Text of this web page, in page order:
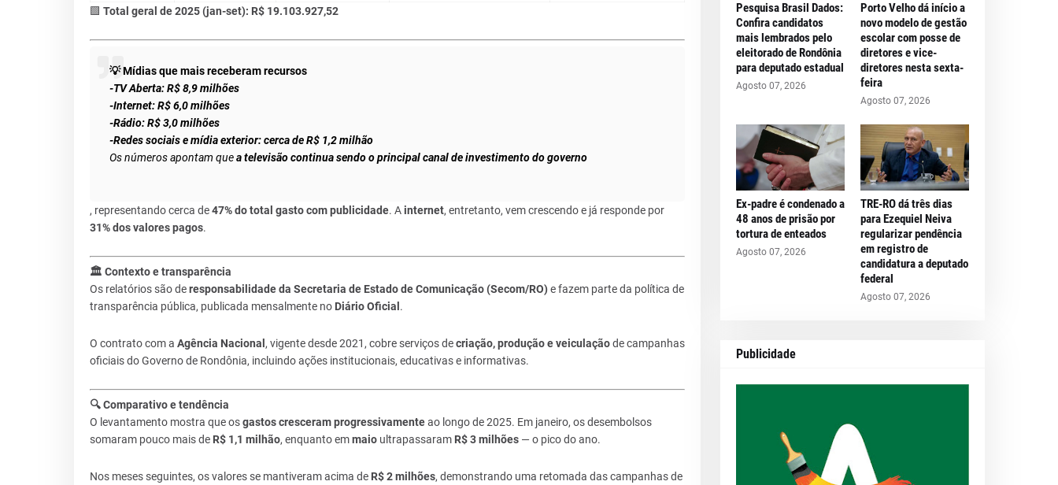
🟩 Total geral de 2025 (jan-set): R$ 19.103.927,52
💡 Mídias que mais receberam recursos
-TV Aberta: R$ 8,9 milhões
-Internet: R$ 6,0 milhões
-Rádio: R$ 3,0 milhões
-Redes sociais e mídia exterior: cerca de R$ 1,2 milhão
Os números apontam quea televisão continua sendo o principal canal de investimento do governo
, representando cerca de47% do total gasto com publicidade. Ainternet, entretanto, vem crescendo e já responde por
31% dos valores pagos.
🏛️ Contexto e transparência
Os relatórios são deresponsabilidade da Secretaria de Estado de Comunicação (Secom/RO)e fazem parte da política de
transparência pública, publicada mensalmente no Diário Oficial .
O contrato com a Agência Nacional , vigente desde 2021, cobre serviços decriação, produção e veiculaçãode campanhas
oficiais do Governo de Rondônia, incluindo ações institucionais, educativas e informativas.
🔍 Comparativo e tendência
O levantamento mostra que osgastos cresceram progressivamenteao longo de 2025. Em janeiro, os desembolsos
somaram pouco mais de R$ 1,1 milhão, enquanto emmaioultrapassaram R$ 3 milhões— o pico do ano.
Nos meses seguintes, os valores se mantiveram acima de R$ 2 milhões, demonstrando uma retomada das campanhas de
Pesquisa Brasil Dados:
Confira candidatos
mais lembrados pelo
eleitorado de Rondônia
para deputado estadual
Agosto 07, 2026
Porto Velho dá início a
novo modelo de gestão
escolar com posse de
diretores e vice-
diretores nesta sexta-
feira
Agosto 07, 2026
Ex-padre é condenado a
48 anos de prisão por
tortura de enteados
Agosto 07, 2026
TRE-RO dá três dias
para Ezequiel Neiva
regularizar pendência
em registro de
candidatura a deputado
federal
Agosto 07, 2026
Publicidade